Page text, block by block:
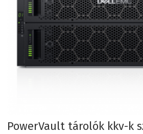
PowerVault tárolók kkv-k